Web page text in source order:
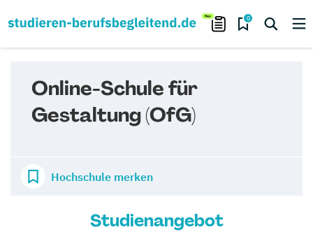
0
Online-Schule für
Gestaltung (OfG)
Hochschule merken
Studienangebot